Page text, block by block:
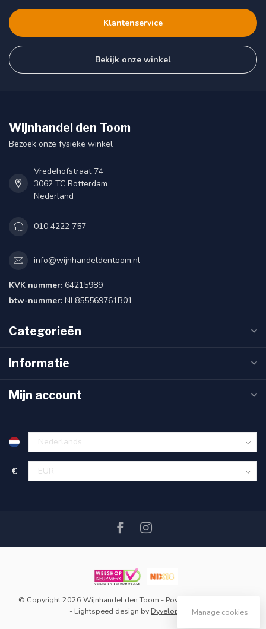
Klantenservice
Bekijk onze winkel
Wijnhandel den Toom
Bezoek onze fysieke winkel
Vredehofstraat 74
3062 TC Rotterdam
Nederland
010 4222 757
info@wijnhandeldentoom.nl
KVK nummer: 64215989
btw-nummer: NL855569761B01
Categorieën
Informatie
Mijn account
€
© Copyright 2026 Wijnhandel den Toom - Powered by
- Lightspeed design by DyvelopmentManage cookies